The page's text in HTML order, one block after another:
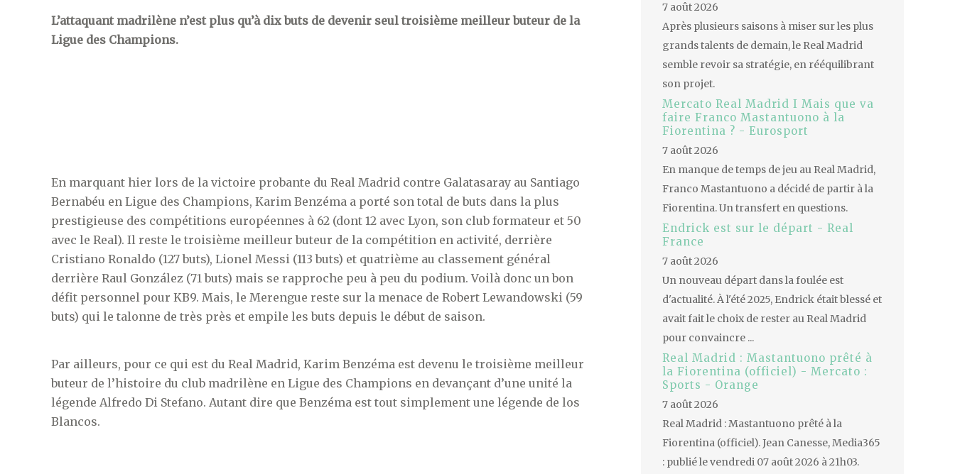
L’attaquant madrilène n’est plus qu’à dix buts de devenir seul troisième meilleur buteur de la
Ligue des Champions.
En marquant hier lors de la victoire probante du Real Madrid contre Galatasaray au Santiago
Bernabéu en Ligue des Champions, Karim Benzéma a porté son total de buts dans la plus
prestigieuse des compétitions européennes à 62 (dont 12 avec Lyon, son club formateur et 50
avec le Real). Il reste le troisième meilleur buteur de la compétition en activité, derrière
Cristiano Ronaldo (127 buts), Lionel Messi (113 buts) et quatrième au classement général
derrière Raul González (71 buts) mais se rapproche peu à peu du podium. Voilà donc un bon
défit personnel pour KB9. Mais, le Merengue reste sur la menace de Robert Lewandowski (59
buts) qui le talonne de très près et empile les buts depuis le début de saison.
Par ailleurs, pour ce qui est du Real Madrid, Karim Benzéma est devenu le troisième meilleur
buteur de l’histoire du club madrilène en Ligue des Champions en devançant d’une unité la
légende Alfredo Di Stefano. Autant dire que Benzéma est tout simplement une légende de los
Blancos.
7 août 2026
Après plusieurs saisons à miser sur les plus
grands talents de demain, le Real Madrid
semble revoir sa stratégie, en rééquilibrant
son projet.
Mercato Real Madrid I Mais que va
faire Franco Mastantuono à la
Fiorentina ? - Eurosport
7 août 2026
En manque de temps de jeu au Real Madrid,
Franco Mastantuono a décidé de partir à la
Fiorentina. Un transfert en questions.
Endrick est sur le départ - Real
France
7 août 2026
Un nouveau départ dans la foulée est
d'actualité. À l'été 2025, Endrick était blessé et
avait fait le choix de rester au Real Madrid
pour convaincre ...
Real Madrid : Mastantuono prêté à
la Fiorentina (officiel) - Mercato :
Sports - Orange
7 août 2026
Real Madrid : Mastantuono prêté à la
Fiorentina (officiel). Jean Canesse, Media365
: publié le vendredi 07 août 2026 à 21h03.